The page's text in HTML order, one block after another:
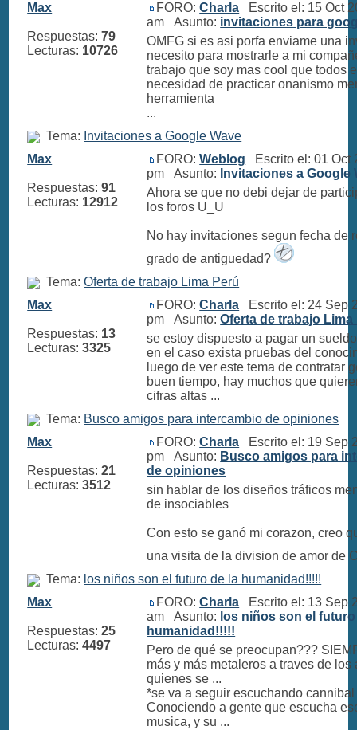
Max
Respuestas:79
Lecturas: 10726
FORO:Charla Escrito el: 15 Oct
am Asunto: invitaciones para
OMFG si es asi porfa enviame una
necesito para mostrarle a mi
trabajo que soy mas cool que todos
necesidad de practicar onanismo
herramienta
...
Tema: Invitaciones a Google Wave
Max
Respuestas:91
Lecturas: 12912
FORO:Weblog Escrito el: 01 Oct
pm Asunto: Invitaciones a Google
Ahora se que no debi dejar de
los foros U_U
No hay invitaciones segun fecha de
grado de antiguedad?
Tema:Oferta de trabajo Lima Perú
Max
Respuestas: 13
Lecturas:3325
FORO:Charla Escrito el: 24 Sep
pm Asunto:Oferta de trabajo Lima
se estoy dispuesto a pagar un
en el caso exista pruebas del
luego de ver este tema de contratar
buen tiempo, hay muchos que
cifras altas ...
Tema: Busco amigos para intercambio de opiniones
Max
Respuestas:21
Lecturas:3512
FORO:Charla Escrito el: 19 Sep
pm Asunto: Busco amigos para
de opiniones
sin hablar de los diseños tráficos
de insociables
Con esto se ganó mi corazon, creo
una visita de la division de amor de
Tema: los niños son el futuro de la humanidad!!!!!
Max
Respuestas:25
Lecturas:4497
FORO:Charla Escrito el: 13 Sep
am Asunto: los niños son el
humanidad!!!!!
Pero de qué se preocupan???
más y más metaleros a traves de los
quienes se ...
*se va a seguir escuchando
Conociendo a gente que escucha
musica, y su ...